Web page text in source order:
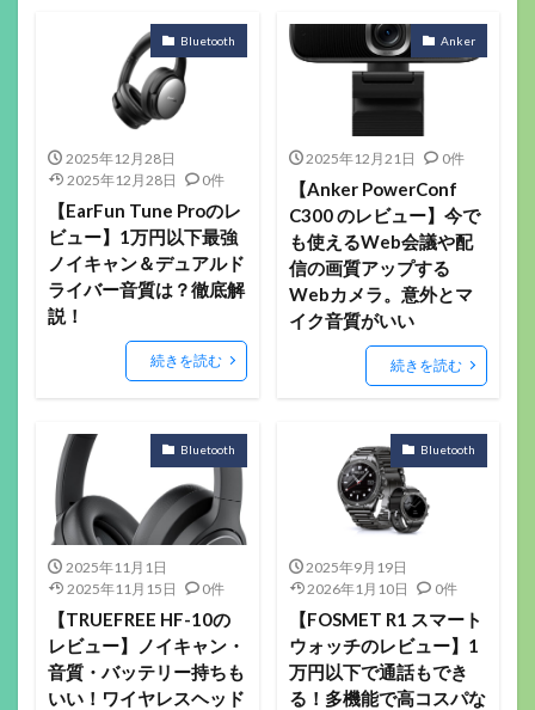
Bluetooth
2025年12月28日
2025年12月28日
0件
【EarFun Tune Proのレ
ビュー】1万円以下最強
ノイキャン＆デュアルド
ライバー音質は？徹底解
説！
続きを読む
Anker
2025年12月21日 0件
【Anker PowerConf
C300 のレビュー】今で
も使えるWeb会議や配
信の画質アップする
Webカメラ。意外とマ
イク音質がいい
続きを読む
Bluetooth
2025年11月1日
2025年11月15日
0件
【TRUEFREE HF-10の
レビュー】ノイキャン・
音質・バッテリー持ちも
いい！ワイヤレスヘッド
Bluetooth
2025年9月19日
2026年1月10日
0件
【FOSMET R1 スマート
ウォッチのレビュー】1
万円以下で通話もでき
る！多機能で高コスパな